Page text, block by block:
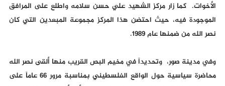
الأخوات. كما زار مركز الشهيد علي حسن سلامه واطلع على المرافق
الموجودة فيه، حيث احتضن هذا المركز مجموعة المبعدين التي كان
نصر الله من ضمنها عام 1989.
وفي مدينة صور، وتحديداً في مخيم البص القريب منها ألقى نصر الله
محاضرة سياسية حول الواقع الفلسطيني بمناسبة مرور 66 عاماً على